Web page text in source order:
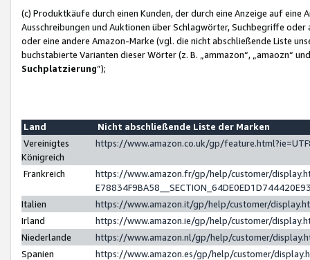
(c) Produktkäufe durch einen Kunden, der durch eine Anzeige auf
Ausschreibungen und Auktionen über Schlagwörter, Suchbegriffe
oder eine andere Amazon-Marke (vgl. die nicht abschließende Liste
buchstabierte Varianten dieser Wörter (z. B. „ammazon“, „amaozn“
Suchplatzierung”);
Land
Nicht abschließende Liste der Marken
Vereinigtes
Königreich
https://www.amazon.co.uk/gp/
Frankreich
https://www.amazon.fr/gp/help/customer/
Italien
https://www.amazon.it/gp/help/customer/
Irland
https://www.amazon.ie/gp/help/customer/
Niederlande
https://www.amazon.nl/gp/help/customer/
Spanien
https://www.amazon.es/gp/help/customer/